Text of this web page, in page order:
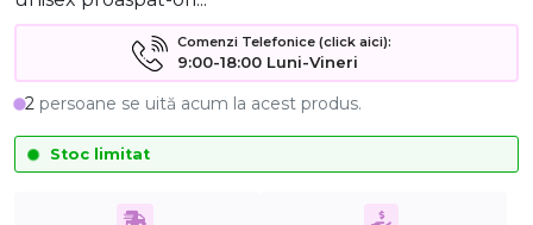
Comenzi Telefonice (click aici):
9:00-18:00 Luni-Vineri
2 persoane se uită acum la acest produs.
Stoc limitat